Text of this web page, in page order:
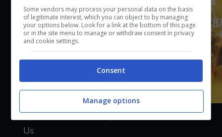
Injustice: Gods Among
Us
Mortal Kombat 11
Some vendors may process your personal data on the basis
of legitimate interest, which you can object to by managing
your options below. Look for a link at the bottom of this page
or in the site menu to manage or withdraw consent in privacy
and cookie settings.
Consent
Manage options